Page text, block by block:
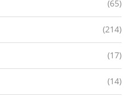
(65)
(214)
(17)
(14)